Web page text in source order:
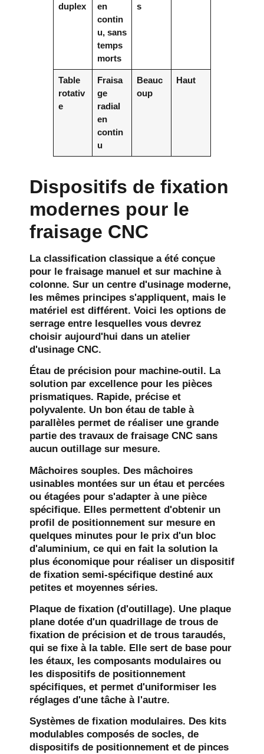
duplex
en
contin
u, sans
temps
morts
s
Table
rotativ
e
Fraisa
ge
radial
en
contin
u
Beauc
oup
Haut
Dispositifs de fixation
modernes pour le
fraisage CNC
La classification classique a été conçue
pour le fraisage manuel et sur machine à
colonne. Sur un centre d'usinage moderne,
les mêmes principes s'appliquent, mais le
matériel est différent. Voici les options de
serrage entre lesquelles vous devrez
choisir aujourd'hui dans un atelier
d'usinage CNC.
Étau de précision pour machine-outil. La
solution par excellence pour les pièces
prismatiques. Rapide, précise et
polyvalente. Un bon étau de table à
parallèles permet de réaliser une grande
partie des travaux de fraisage CNC sans
aucun outillage sur mesure.
Mâchoires souples. Des mâchoires
usinables montées sur un étau et percées
ou étagées pour s'adapter à une pièce
spécifique. Elles permettent d'obtenir un
profil de positionnement sur mesure en
quelques minutes pour le prix d'un bloc
d'aluminium, ce qui en fait la solution la
plus économique pour réaliser un dispositif
de fixation semi-spécifique destiné aux
petites et moyennes séries.
Plaque de fixation (d'outillage). Une plaque
plane dotée d'un quadrillage de trous de
fixation de précision et de trous taraudés,
qui se fixe à la table. Elle sert de base pour
les étaux, les composants modulaires ou
les dispositifs de positionnement
spécifiques, et permet d'uniformiser les
réglages d'une tâche à l'autre.
Systèmes de fixation modulaires. Des kits
modulables composés de socles, de
dispositifs de positionnement et de pinces